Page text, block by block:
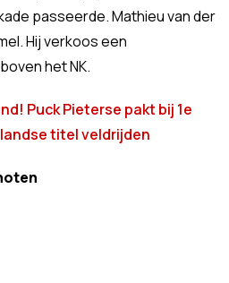
passeerde. Mathieu van der
Hij verkoos een
het NK.
Puck Pieterse pakt bij 1e
titel veldrijden